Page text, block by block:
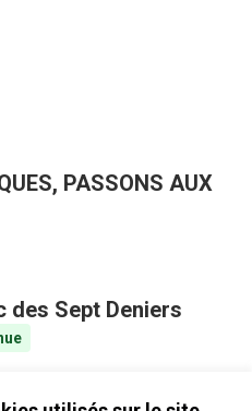
PASSONS AUX
des Sept Deniers